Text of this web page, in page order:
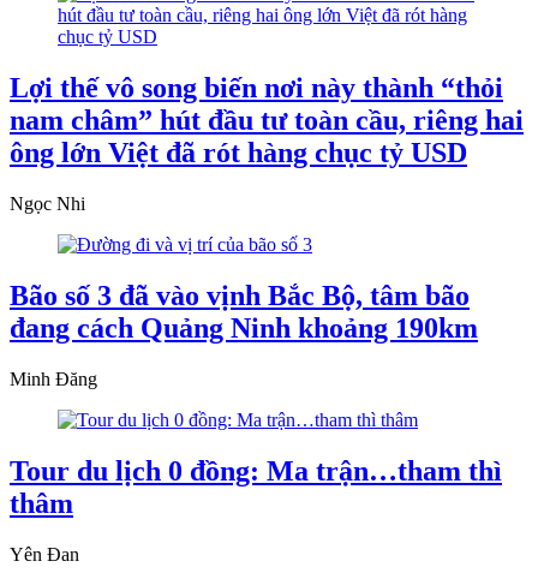
Lợi thế vô song biến nơi này thành “thỏi
nam châm” hút đầu tư toàn cầu, riêng hai
ông lớn Việt đã rót hàng chục tỷ USD
Ngọc Nhi
Bão số 3 đã vào vịnh Bắc Bộ, tâm bão
đang cách Quảng Ninh khoảng 190km
Minh Đăng
Tour du lịch 0 đồng: Ma trận…tham thì
thâm
Yên Đan